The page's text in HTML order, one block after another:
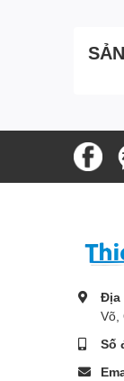
Địa
Võ,
Số